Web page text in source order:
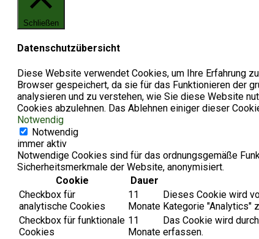
Schließen
Datenschutzübersicht
Diese Website verwendet Cookies, um Ihre Erfahrung
Browser gespeichert, da sie für das Funktionieren der
analysieren und zu verstehen, wie Sie diese Website
Cookies abzulehnen. Das Ablehnen einiger dieser
Notwendig
Notwendig
immer aktiv
Notwendige Cookies sind für das ordnungsgemäße
Sicherheitsmerkmale der Website, anonymisiert.
Cookie
Dauer
Checkbox für
analytische Cookies
11
Monate
Dieses Cookie wird
Kategorie "Analytics"
Checkbox für funktionale
Cookies
11
Monate
Das Cookie wird
erfassen.